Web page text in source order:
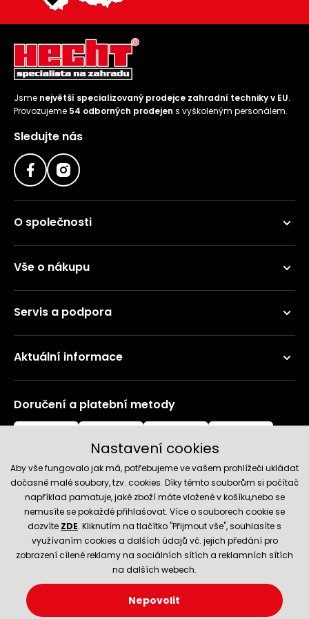
Jsme největší specializovaný prodejce zahradní techniky v EU.
Provozujeme 54 odborných prodejen s vyškoleným personálem.
Sledujte nás
O společnosti
Vše o nákupu
Servis a podpora
Aktuální informace
Doručení a platební metody
Spolehlivý obchod
Nastavení cookies
Aby vše fungovalo jak má, potřebujeme ve vašem prohlížeči ukládat
dočasně malé soubory, tzv. cookies. Díky těmto souborům si počítač
například pamatuje, jaké zboží máte vložené v košíku,nebo se
nemusíte se pokaždé přihlašovat. Více o souborech cookie se
dozvíte ZDE. Kliknutím na tlačítko "Přijmout vše", souhlasíte s
využívaním cookies a dalších údajů vč. jejich předání pro
zobrazení cílené reklamy na sociálních sítích a reklamních sítích
na dalších webech.
Nepovolit